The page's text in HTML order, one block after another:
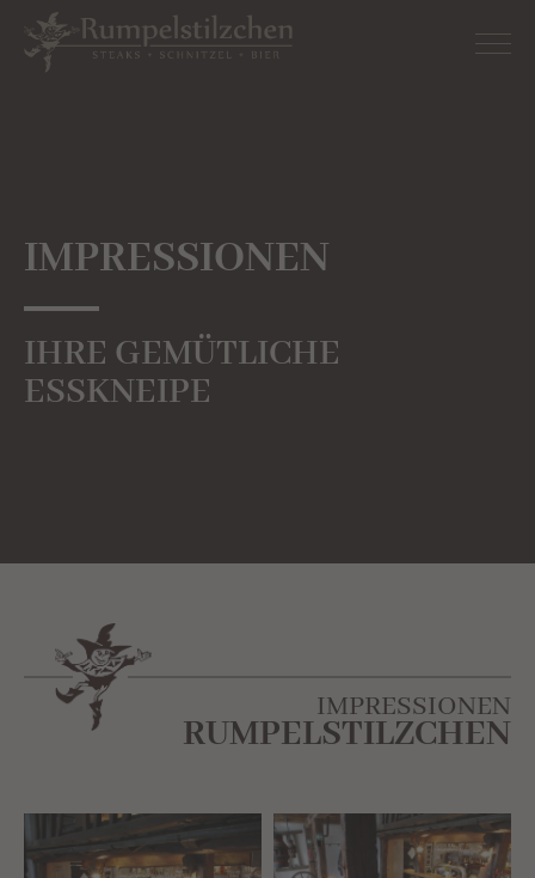
IMPRESSIONEN
IHRE GEMÜTLICHE
ESSKNEIPE
IMPRESSIONEN
RUMPELSTILZCHEN